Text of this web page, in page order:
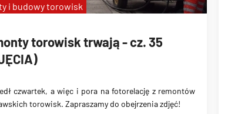
torowisk trwają - cz. 35
czwartek, a więc i pora na fotorelację z remontów
torowisk. Zapraszamy do obejrzenia zdjęć!
i budowy torowisk